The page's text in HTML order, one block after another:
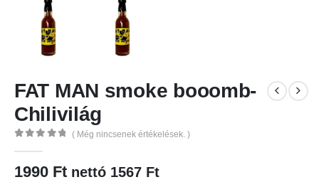
FAT MAN smoke booomb-
Chilivilág
( Még nincsenek értékelések. )
1990 Ft nettó 1567 Ft